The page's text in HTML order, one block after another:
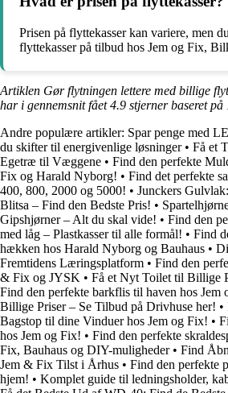
Prisen på flyttekasser kan variere, men
flyttekasser på tilbud hos Jem og Fix,
Artiklen Gør flytningen lettere med billige
har i gennemsnit fået4.9 stjerner baseret på
Andre populære artikler: Spar penge med
du skifter til energivenlige løsninger• Få et
Egetræ til Væggene • Find den perfekte
Fix og Harald Nyborg! • Find det perfekte
400, 800, 2000 og 5000! • Junckers
Blitsa – Find den Bedste Pris! •
Gipshjørner – Alt du skal vide! • Find den
med låg – Plastkasser til alle formål! • Find
hækken hos Harald Nyborg og Bauhaus •
Fremtidens Læringsplatform • Find den
& Fix og JYSK • Få et Nyt Toilet til Billige
Find den perfekte barkflis til haven hos Jem
Billige Priser – Se Tilbud på Drivhuse her! •
Bagstop til dine Vinduer hos Jem og Fix! •
hos Jem og Fix! • Find den perfekte
Fix, Bauhaus og DIY-muligheder• Find
Jem & Fix Tilst i Århus • Find den perfekte
hjem! • Komplet guide til ledningsholder,